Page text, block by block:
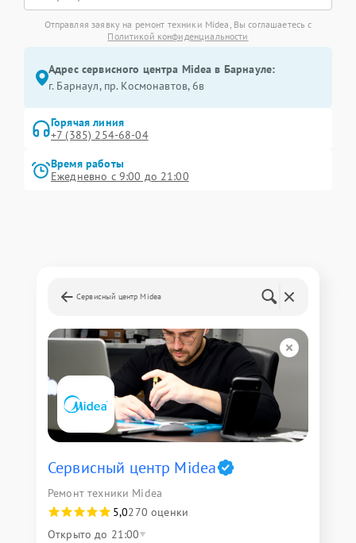
Отправляя заявку на ремонт техники Midea, Вы соглашаетесь с
Политикой конфиденциальности
Адрес сервисного центра Midea в Барнауле:
г. Барнаул, ​пр. Космонавтов, 6в
Горячая линия
+7 (385) 254-68-04
Время работы
Ежедневно с 9:00 до 21:00
Сервисный центр Midea
Сервисный центр Midea
Ремонт техники Midea
5,0270 оценки
Открыто до 21:00